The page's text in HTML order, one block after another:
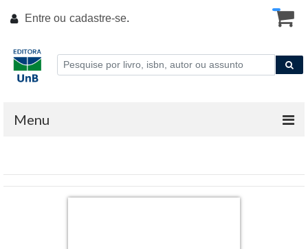
Entre ou cadastre-se.
Menu